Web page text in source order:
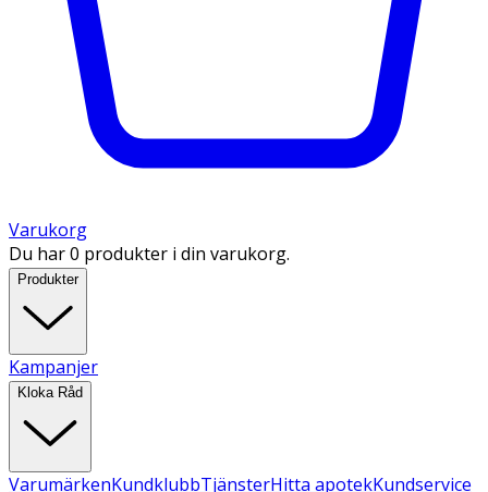
Varukorg
Du har 0 produkter i din varukorg.
Produkter
Kampanjer
Kloka Råd
VarumärkenKundklubbTjänsterHitta apotekKundservice